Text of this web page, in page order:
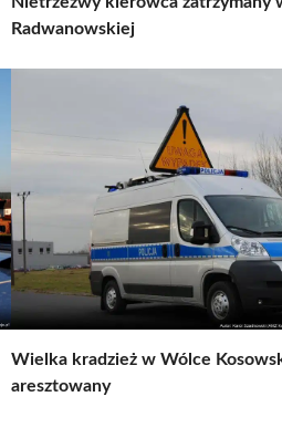
Radwanowskiej
Wielka kradzież w Wólce
aresztowany